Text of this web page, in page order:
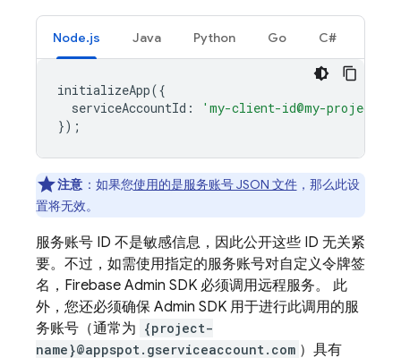
Node.js Java Python Go C#
initializeApp({
serviceAccountId :
'my-client-id@my-project-
});
注意 ： 如果您使用的是服务账号 JSON 文件，那么此设
置将无效。
服务账号 ID 不是敏感信息，因此公开这些 ID 无关紧
要。不过，如需使用指定的服务账号对自定义令牌签
名，Firebase Admin SDK 必须调用远程服务。 此
外，您还必须确保 Admin SDK 用于进行此调用的服
务账号（通常为 {project-
name}@appspot.gserviceaccount.com ）具有